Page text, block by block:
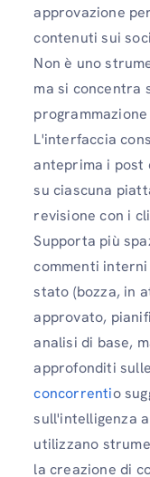
approvazione
contenuti sui
Non è uno
ma si concentra
L'interfaccia
anteprima i post
su ciascuna
revisione con i
Supporta più
commenti
stato (bozza, in
approvato,
analisi di base,
approfonditi
concorrentio
sull'intelligenza
utilizzano
la creazione di